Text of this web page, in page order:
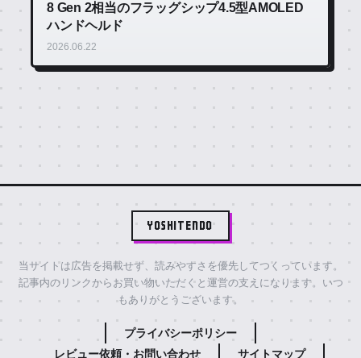
8 Gen 2相当のフラッグシップ4.5型AMOLED
ハンドヘルド
2026.06.22
YOSHITENDO
当サイトは広告を掲載せず、読みやすさを優先してつくっています。
記事内のリンクからお買い物いただくと運営の支えになります。いつ
もありがとうございます。
プライバシーポリシー
レビュー依頼・お問い合わせ
サイトマップ